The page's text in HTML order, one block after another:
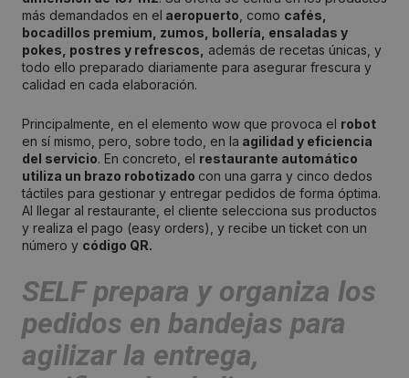
más demandados en el aeropuerto, como cafés,
bocadillos premium, zumos, bollería, ensaladas y
pokes, postres y refrescos, además de recetas únicas, y
todo ello preparado diariamente para asegurar frescura y
calidad en cada elaboración.
Principalmente, en el elemento wow que provoca el robot
en sí mismo, pero, sobre todo, en la agilidad y eficiencia
del servicio. En concreto, el restaurante automático
utiliza un brazo robotizado con una garra y cinco dedos
táctiles para gestionar y entregar pedidos de forma óptima.
Al llegar al restaurante, el cliente selecciona sus productos
y realiza el pago (easy orders), y recibe un ticket con un
número y código QR.
SELF prepara y organiza los
pedidos en bandejas para
agilizar la entrega,